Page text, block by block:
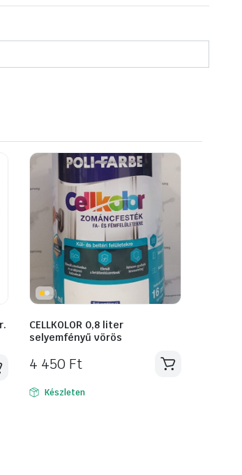
CELLKOLOR 0,8 liter
selyemfényű vörös
4 450 Ft
Készleten